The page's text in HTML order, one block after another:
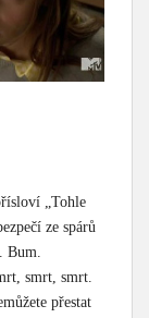
„Tohle
ze spárů
Bum.
smrt, smrt.
přestat